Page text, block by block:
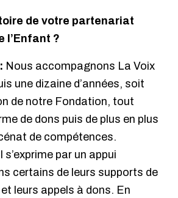
de votre partenariat
l’Enfant ?
Nous accompagnons La Voix
une dizaine d’années, soit
de notre Fondation, tout
de dons puis de plus en plus
de compétences.
par un appui
certains de leurs supports de
leurs appels à dons. En